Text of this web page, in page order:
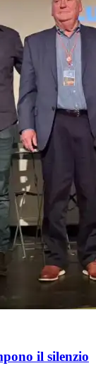
il silenzio